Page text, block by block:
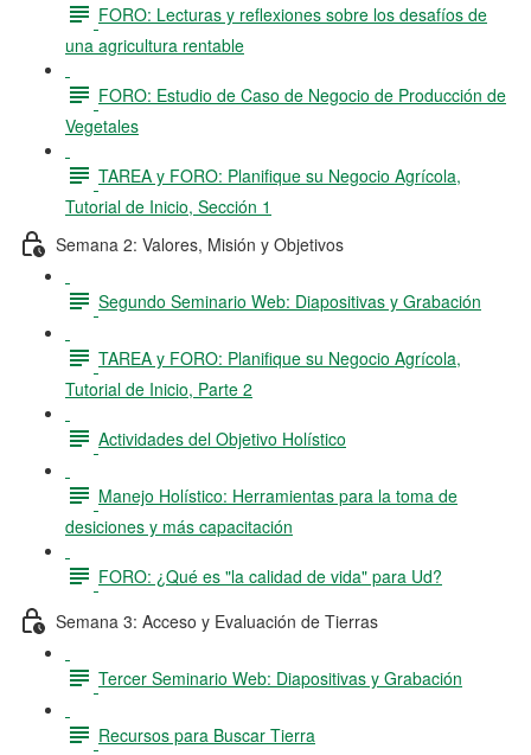
FORO: Lecturas y reflexiones sobre los desafíos de
una agricultura rentable
FORO: Estudio de Caso de Negocio de Producción de
Vegetales
TAREA y FORO: Planifique su Negocio Agrícola,
Tutorial de Inicio, Sección 1
Semana 2: Valores, Misión y Objetivos
Segundo Seminario Web: Diapositivas y Grabación
TAREA y FORO: Planifique su Negocio Agrícola,
Tutorial de Inicio, Parte 2
Actividades del Objetivo Holístico
Manejo Holístico: Herramientas para la toma de
desiciones y más capacitación
FORO: ¿Qué es "la calidad de vida" para Ud?
Semana 3: Acceso y Evaluación de Tierras
Tercer Seminario Web: Diapositivas y Grabación
Recursos para Buscar Tierra